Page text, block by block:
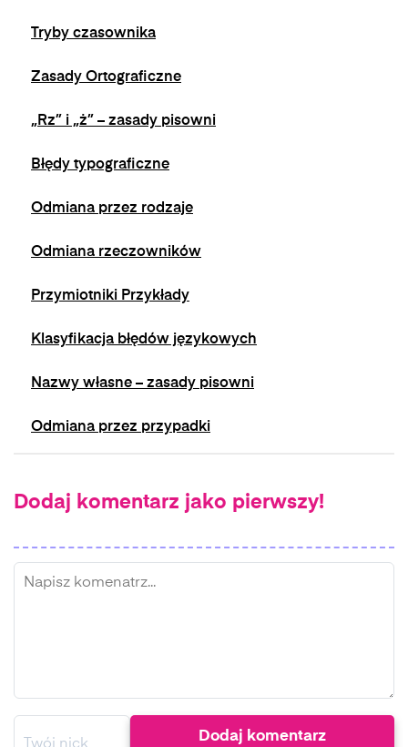
naciśniecie przycisku "wypisz się" znajdującego
Tryby czasownika
Zasady Ortograficzne
„Rz” i „ż” – zasady pisowni
Błędy typograficzne
Odmiana przez rodzaje
Odmiana rzeczowników
Przymiotniki Przykłady
Klasyfikacja błędów językowych
Nazwy własne – zasady pisowni
Odmiana przez przypadki
Dodaj komentarz jako pierwszy!